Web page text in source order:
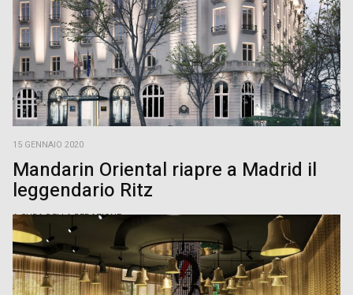
15 GENNAIO 2020
Mandarin Oriental riapre a Madrid il
leggendario Ritz
A CURA DELLA REDAZIONE
Mandarin Oriental riapre a Madrid l’hotel Ritz dopo il più lungo
restauro della sua storia di 110 anni. Da sempre indirizzo del lusso
della capitale spagnola, […]